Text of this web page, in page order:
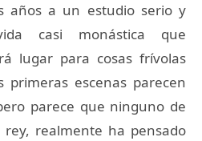
años a un estudio serio y
casi monástica que
lugar para cosas frívolas
escenas parecen
parece que ninguno de
realmente ha pensado